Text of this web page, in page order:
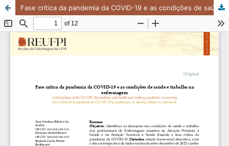
Fase crítica da pandemia da COVID-19 e as condições de saúde e trabalho na enfermagem